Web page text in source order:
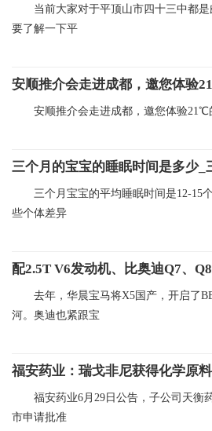
当前大家对于平顶山市四十三中都
要了解一下平
安顺推介会走进成都，邀您体验21℃
三个月宝宝的平均睡眠时间是12-15
些个体差异
去年，华晨宝马将X5国产，开启了
河。奥迪也紧跟宝
福安药业：瑞戈非尼获得化学原
福安药业6月29日公告，子公司天衡
市申请批准